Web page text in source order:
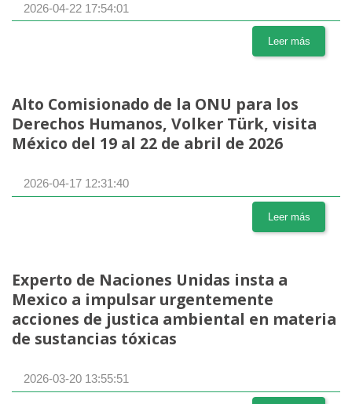
2026-04-22 17:54:01
Leer más
Alto Comisionado de la ONU para los
Derechos Humanos, Volker Türk, visita
México del 19 al 22 de abril de 2026
2026-04-17 12:31:40
Leer más
Experto de Naciones Unidas insta a
Mexico a impulsar urgentemente
acciones de justica ambiental en materia
de sustancias tóxicas
2026-03-20 13:55:51